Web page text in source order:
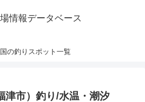
情報データベース
の釣りスポット一覧
津市）釣り/水温・潮汐